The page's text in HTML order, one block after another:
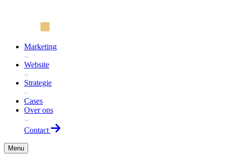
Marketing
Website
Strategie
Cases
Over ons
Contact
Menu